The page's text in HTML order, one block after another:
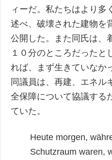
ィーだ。私たちはより多
述べ、破壊された建物を
公開した。また同氏は、
１０分のところだったと
れば、まず生きていなか
同議員は、再建、エネル
全保障について協議する
ていた。
Heute morgen,
Schutzraum waren,